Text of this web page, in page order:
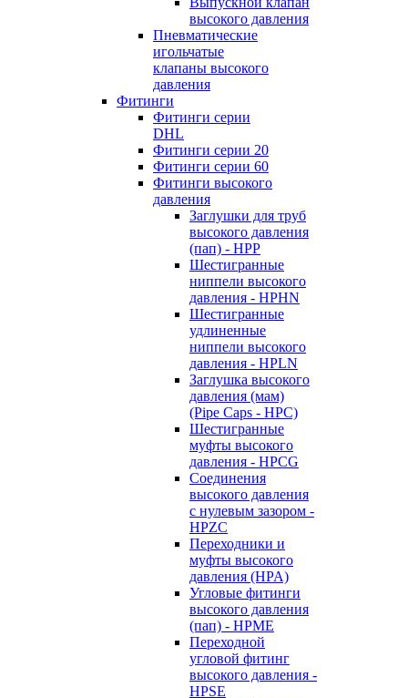
высокого давления
Пневматические
игольчатые
клапаны высокого
давления
Фитинги
Фитинги серии
DHL
Фитинги серии 20
Фитинги серии 60
Фитинги высокого
давления
Заглушки для труб
высокого давления
(пап) - HPP
Шестигранные
ниппели высокого
давления - HPHN
Шестигранные
удлиненные
ниппели высокого
давления - HPLN
Заглушка высокого
давления (мам)
(Pipe Caps - HPC)
Шестигранные
муфты высокого
давления - HPCG
Соединения
высокого давления
с нулевым зазором -
HPZC
Переходники и
муфты высокого
давления (HPA)
Угловые фитинги
высокого давления
(пап) - HPME
Переходной
угловой фитинг
высокого давления -
HPSE